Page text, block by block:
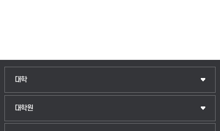
대학
대학원